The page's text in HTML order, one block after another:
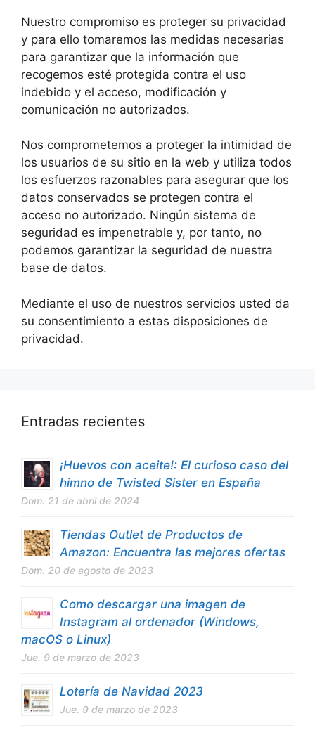
Nuestro compromiso es proteger su privacidad
y para ello tomaremos las medidas necesarias
para garantizar que la información que
recogemos esté protegida contra el uso
indebido y el acceso, modificación y
comunicación no autorizados.
Nos comprometemos a proteger la intimidad de
los usuarios de su sitio en la web y utiliza todos
los esfuerzos razonables para asegurar que los
datos conservados se protegen contra el
acceso no autorizado. Ningún sistema de
seguridad es impenetrable y, por tanto, no
podemos garantizar la seguridad de nuestra
base de datos.
Mediante el uso de nuestros servicios usted da
su consentimiento a estas disposiciones de
privacidad.
Entradas recientes
¡Huevos con aceite!: El curioso caso del
himno de Twisted Sister en España
Dom. 21 de abril de 2024
Tiendas Outlet de Productos de
Amazon: Encuentra las mejores ofertas
Dom. 20 de agosto de 2023
Como descargar una imagen de
Instagram al ordenador (Windows,
macOS o Linux)
Jue. 9 de marzo de 2023
Lotería de Navidad 2023
Jue. 9 de marzo de 2023